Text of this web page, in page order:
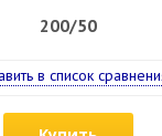
200/50
в список